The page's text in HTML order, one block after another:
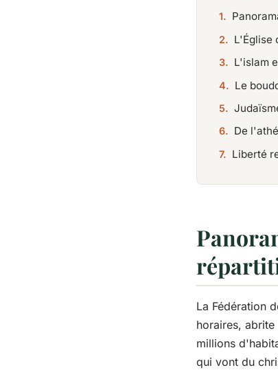
L'Église
L'islam
Le
De
Liberté
La Fédération
horaires,
millions
qui vont du